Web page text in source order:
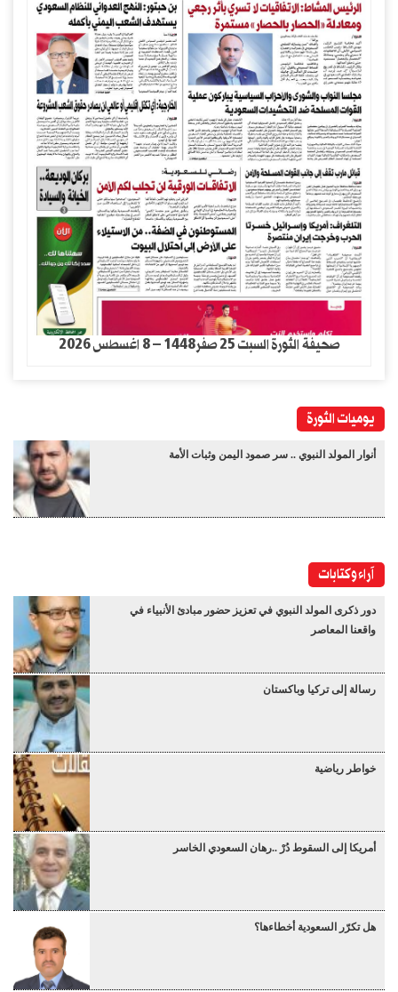
صحيفة الثورة السبت 25 صفر1448 – 8 اغسطس 2026
يوميات الثورة
أنوار المولد النبوي .. سر صمود اليمن وثبات الأمة
آراء وكتابات
دور ذكرى المولد النبوي في تعزيز حضور مبادئ الأنبياء في
واقعنا المعاصر
رسالة إلى تركيا وباكستان
خواطر رياضية
أمريكا إلى السقوط دُرْ ..رهان السعودي الخاسر
هل تكرّر السعودية أخطاءها؟